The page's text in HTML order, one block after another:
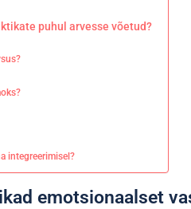
puhul arvesse võetud?
integreerimisel?
emotsionaalset